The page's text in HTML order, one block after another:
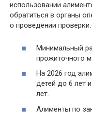
использовании
обратиться в органы
о проведении проверки.
Минимальный
прожиточного
На 2026 год
детей до 6 лет
лет.
Алименты по